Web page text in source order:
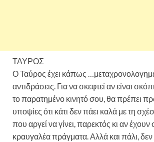
ΤΑΥΡΟΣ
Ο Ταύρος έχει κάπως
αντιδράσεις. Για να σκεφτεί αν είναι
το παρατημένο κινητό σου, θα πρέπει
υποψίες ότι κάτι δεν πάει καλά με τη
που αργεί να γίνει, παρεκτός κι αν
κραυγαλέα πράγματα. Αλλά και πάλι, δεν